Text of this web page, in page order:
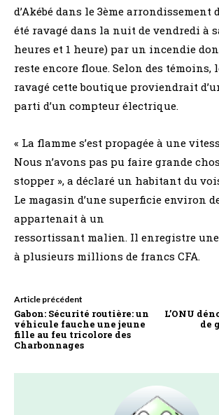
d’Akébé dans le 3ème arrondissement
été ravagé dans la nuit de vendredi à
heures et 1 heure) par un incendie
reste encore floue. Selon des témoins,
ravagé cette boutique proviendrait
parti d’un compteur électrique.
« La flamme s’est propagée à une
Nous n’avons pas pu faire grande
stopper », a déclaré un habitant du
Le magasin d’une superficie environ
appartenait à un
ressortissant malien. Il enregistre
à plusieurs millions de francs CFA.
Article précédent
Gabon: Sécurité routière: un
véhicule fauche une jeune
fille au feu tricolore des
Charbonnages
L’ONU
de